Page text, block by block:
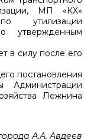
МП «КХ»
утилизации
утвержденным
в силу после его
постановления
Администрации
Лежнина
А.А. Авдеев